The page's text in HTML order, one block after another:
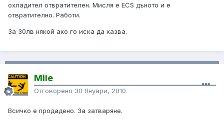
охладител отвратителен. Мисля е ECS дъното и е
отвратително. Работи.
За 30лв някой ако го иска да казва.
Mile
Отговорено 30 Януари, 2010
Всичко е продадено. За затваряне.